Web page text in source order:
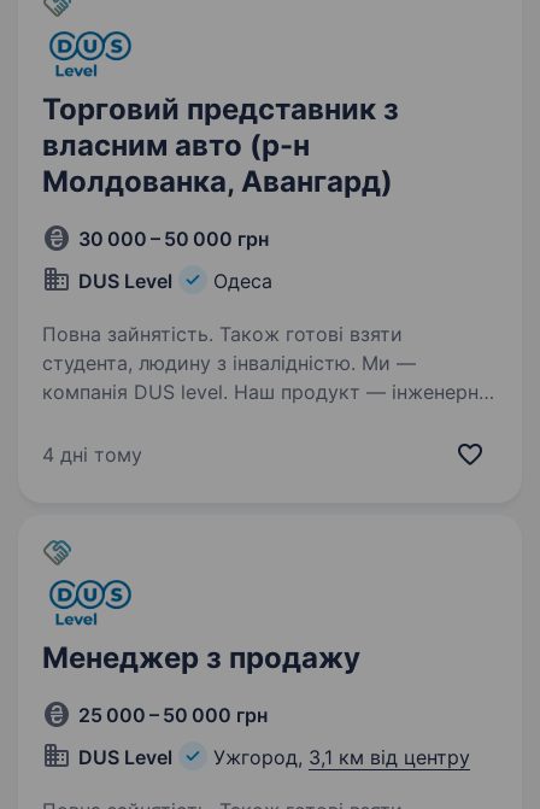
Торговий представник з
власним авто (р-н
Молдованка, Авангард)
30 000 – 50 000 грн
DUS Level
Одеса
Повна зайнятість. Також готові взяти
студента, людину з інвалідністю. Ми —
компанія DUS level. Наш продукт — інженерна
2005 року. Працюємо по всій території Україні
4 дні тому
Менеджер з продажу
25 000 – 50 000 грн
DUS Level
Ужгород, 3,1 км від центру